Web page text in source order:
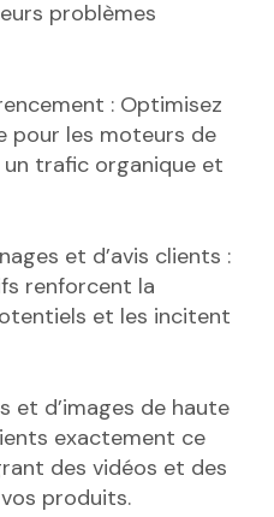
problèmes
: Optimisez
pour les moteurs de
trafic organique et
et d’avis clients :
renforcent la
et les incitent
et d’images de haute
exactement ce
des vidéos et des
produits.